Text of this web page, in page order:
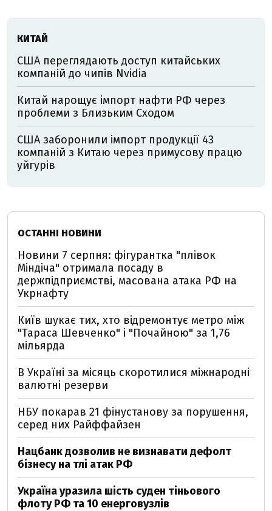
КИТАЙ
США переглядають доступ китайських
компаній до чипів Nvidia
Китай нарощує імпорт нафти РФ через
проблеми з Близьким Сходом
США заборонили імпорт продукції 43
компаній з Китаю через примусову працю
уйгурів
ОСТАННІ НОВИНИ
Новини 7 серпня: фігурантка "плівок
Міндіча" отримала посаду в
держпідприємстві, масована атака РФ на
Укрнафту
Київ шукає тих, хто відремонтує метро між
"Тараса Шевченко" і "Почайною" за 1,76
мільярда
В Україні за місяць скоротилися міжнародні
валютні резерви
НБУ покарав 21 фінустанову за порушення,
серед них Райффайзен
Нацбанк дозволив не визнавати дефолт
бізнесу на тлі атак РФ
Україна уразила шість суден тіньового
флоту РФ та 10 енерговузлів